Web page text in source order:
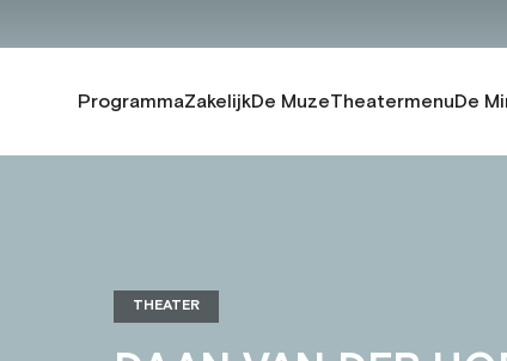
ProgrammaZakelijkDe MuzeTheatermenuDe
THEATER